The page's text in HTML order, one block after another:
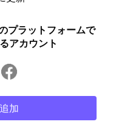
ラットフォームで
アカウント
加